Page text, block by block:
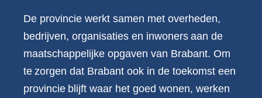
De provincie werkt samen met overheden,
bedrijven, organisaties en inwoners aan de
maatschappelijke opgaven van Brabant. Om
te zorgen dat Brabant ook in de toekomst een
provincie blijft waar het goed wonen, werken